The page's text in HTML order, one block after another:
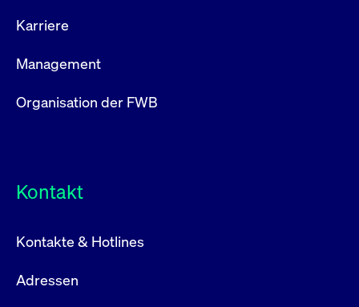
Karriere
Management
Organisation der FWB
Kontakt
Kontakte & Hotlines
Adressen